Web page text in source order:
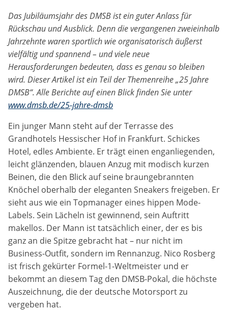
Das Jubiläumsjahr des DMSB ist ein guter Anlass für
Rückschau und Ausblick. Denn die vergangenen zweieinhalb
Jahrzehnte waren sportlich wie organisatorisch äußerst
vielfältig und spannend – und viele neue
Herausforderungen bedeuten, dass es genau so bleiben
wird. Dieser Artikel ist ein Teil der Themenreihe „25 Jahre
DMSB“. Alle Berichte auf einen Blick finden Sie unter
www.dmsb.de/25-jahre-dmsb
Ein junger Mann steht auf der Terrasse des
Grandhotels Hessischer Hof in Frankfurt. Schickes
Hotel, edles Ambiente. Er trägt einen enganliegenden,
leicht glänzenden, blauen Anzug mit modisch kurzen
Beinen, die den Blick auf seine braungebrannten
Knöchel oberhalb der eleganten Sneakers freigeben. Er
sieht aus wie ein Topmanager eines hippen Mode-
Labels. Sein Lächeln ist gewinnend, sein Auftritt
makellos. Der Mann ist tatsächlich einer, der es bis
ganz an die Spitze gebracht hat – nur nicht im
Business-Outfit, sondern im Rennanzug. Nico Rosberg
ist frisch gekürter Formel-1-Weltmeister und er
bekommt an diesem Tag den DMSB-Pokal, die höchste
Auszeichnung, die der deutsche Motorsport zu
vergeben hat.
einer Website. Sie helfen dabei, die Website nutzbar zu
machen, indem sie grundlegende Funktionen
ermöglichen. Ohne diese Cookies kann die Website nicht
richtig funktionieren.
Background Image
Name:
gw-cookie-bgimage
Anbieter:
DMSB
Zweck:
Dieser Cookie speichert Informationen zu
verwendeten Hintergrundbildern der Website.
24 Stunden
Cookie Consent
Name:
cookie_consent